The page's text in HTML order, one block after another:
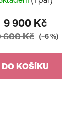
9 900 Kč
600 Kč (–6 %)
DO KOŠÍKU